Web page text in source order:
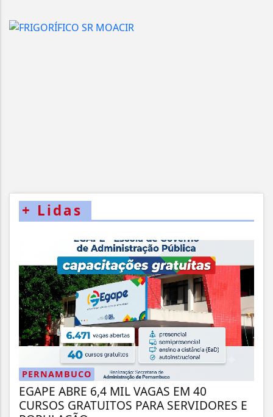
+ Lidas
PERNAMBUCO
EGAPE ABRE 6,4 MIL VAGAS EM 40
CURSOS GRATUITOS PARA SERVIDORES E